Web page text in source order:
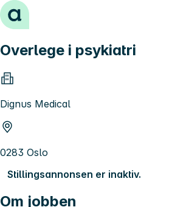
Hopp til innhold
Overlege i psykiatri
Dignus Medical
0283 Oslo
Stillingsannonsen er inaktiv.
Om jobben